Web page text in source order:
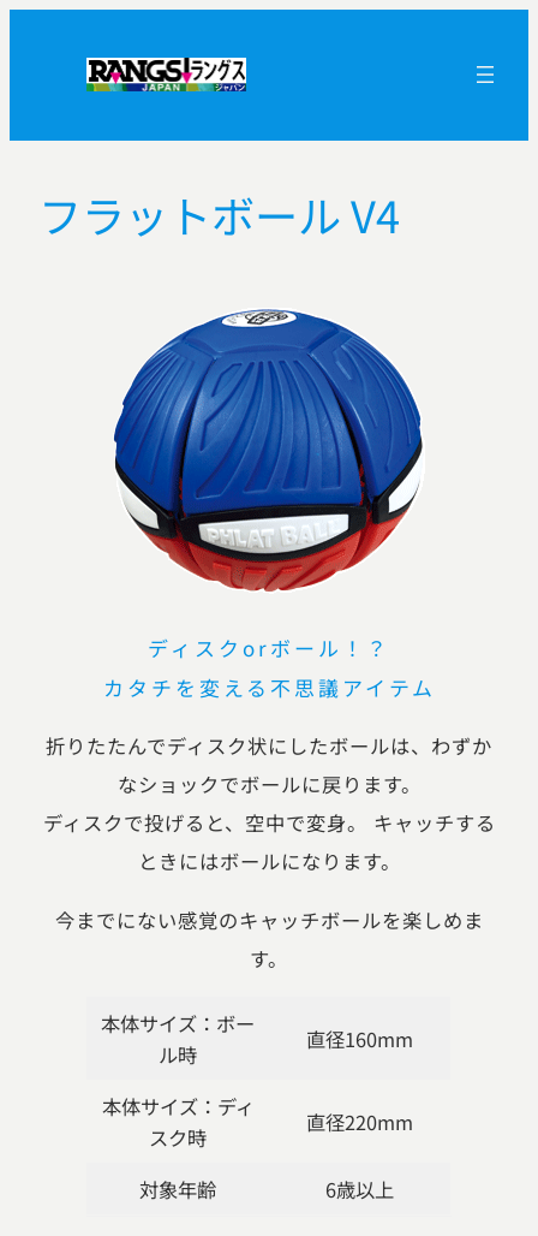
キ
フラットボール V4
ディスクorボール！？
カタチを変える不思議アイテム
折りたたんでディスク状にしたボールは、わずか
なショックでボールに戻ります。
ディスクで投げると、空中で変身。 キャッチする
ときにはボールになります。
今までにない感覚のキャッチボールを楽しめま
す。
本体サイズ：ボー
ル時
直径160mm
本体サイズ：ディ
スク時
直径220mm
対象年齢 6歳以上